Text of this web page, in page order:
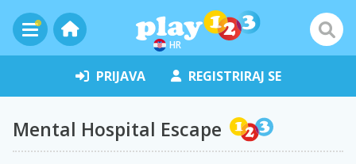
HR
PRIJAVA REGISTRIRAJ SE
Mental Hospital Escape